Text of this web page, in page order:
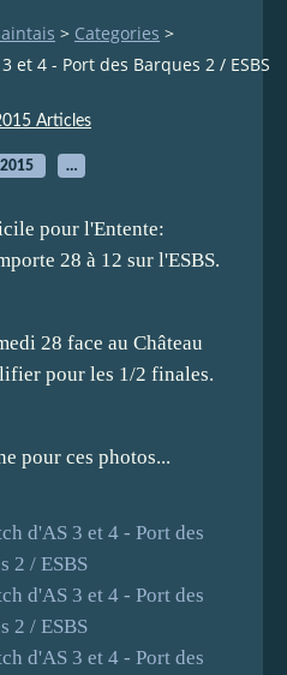
> Categories >
et 4 - Port des Barques 2 / ESBS
Articles
…
pour l'Entente:
28 à 12 sur l'ESBS.
28 face au Château
pour les 1/2 finales.
pour ces photos...